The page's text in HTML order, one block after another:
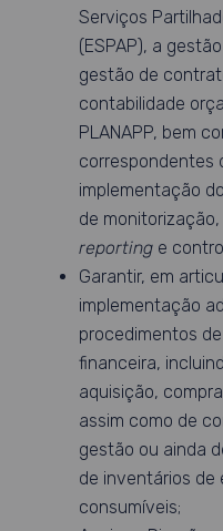
Serviços
(ESPAP), a
gestão de
contabilidade
PLANAPP, bem
correspondentes
implementação
de
reporting e
Garantir, em
implementação
procedimentos
financeira,
aquisição,
assim como de
gestão ou ainda
de inventários de
consumíveis;